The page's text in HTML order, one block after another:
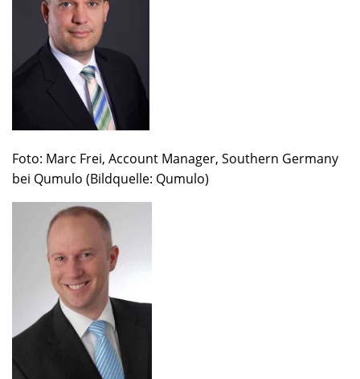
Foto: Marc Frei, Account Manager, Southern Germany
bei Qumulo (Bildquelle: Qumulo)